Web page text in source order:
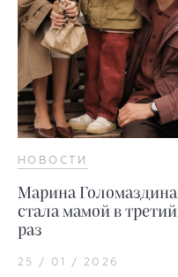
НОВОСТИ
Марина Голомаздина
стала мамой в третий
раз
25 / 01 / 2026